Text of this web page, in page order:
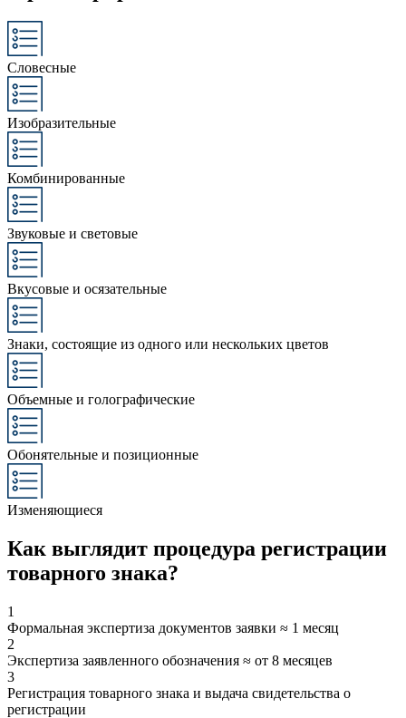
Словесные
Изобразительные
Комбинированные
Звуковые и световые
Вкусовые и осязательные
Знаки, состоящие из одного или нескольких цветов
Объемные и голографические
Обонятельные и позиционные
Изменяющиеся
Как выглядит процедура регистрации
товарного знака?
1
Формальная экспертиза документов заявки ≈ 1 месяц
2
Экспертиза заявленного обозначения ≈ от 8 месяцев
3
Регистрация товарного знака и выдача свидетельства о
регистрации